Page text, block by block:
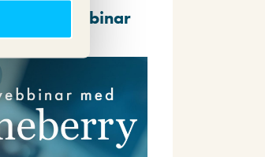
våra webbinar